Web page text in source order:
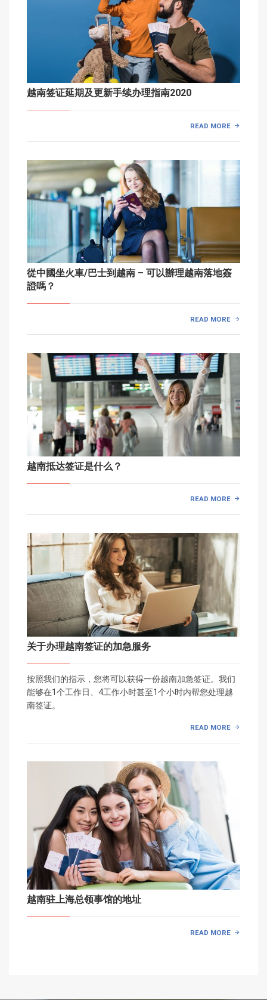
越南签证延期及更新手续办理指南2020
READ MORE
從中國坐火車/巴士到越南 – 可以辦理越南落地簽
證嗎？
READ MORE
越南抵达签证是什么？
READ MORE
关于办理越南签证的加急服务
按照我们的指示，您将可以获得一份越南加急签证。我们
能够在1个工作日、4工作小时甚至1个小时内帮您处理越
南签证。
READ MORE
越南驻上海总领事馆的地址
READ MORE